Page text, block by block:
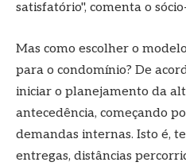
satisfatório", comenta o
Mas como escolher o
para o condomínio? De
iniciar o planejamento da
antecedência, começando
demandas internas. Isto é,
entregas, distâncias